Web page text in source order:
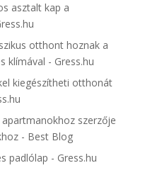
asztalt kap a
otthont hoznak a
klímával - Gress.hu
kiegészítheti otthonát
szerzője
- Best Blog
padlólap - Gress.hu